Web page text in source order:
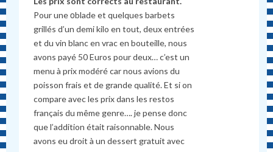
Pour une οblade et quelques barbets
grillés d’un demi kilo en tout, deux entrées
et du vin blanc en vrac en bouteille, nous
avons payé 50 Euros pour deux… c’est un
menu à prix modéré car nous avions du
poisson frais et de grande qualité. Et si on
compare avec les prix dans les restos
français du même genre…. je pense donc
que l’addition était raisonnable. Nous
avons eu droit à un dessert gratuit avec